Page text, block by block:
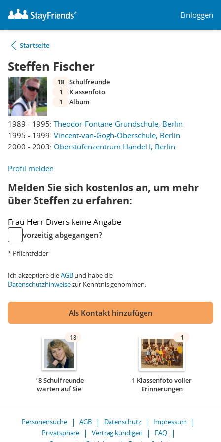
Einloggen
Startseite
Steffen Fischer
1989 - 1995: Theodor-Fontane-Grundschule, Berlin
1995 - 1999: Vincent-van-Gogh-Oberschule, Berlin
2000 - 2003: Oberstufenzentrum Handel I, Berlin
18 Schulfreunde
1
Klassenfoto
1
Album
Profil melden
Melden Sie sich kostenlos an, um mehr
über Steffen zu erfahren:
Frau Herr Divers keine Angabe
vorzeitig abgegangen?
* Pflichtfelder
Ich akzeptiere dieAGB und habe die
Datenschutzhinweisezur Kenntnis genommen.
Als Kontakt hinzufügen
18
18 Schulfreunde
warten auf Sie
1
1 Klassenfoto voller
Erinnerungen
Personensuche AGB Datenschutz
Impressum
Privatsphäre
Vertrag kündigen
FAQ